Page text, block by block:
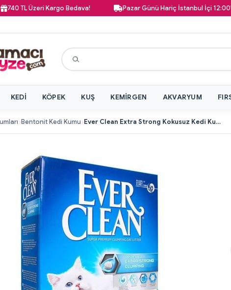
TL Üzeri Kargo Bedava! Pazar Günü Hariç İstanbul İçi 12:00'a
KEDI KÖPEK KUŞ KEMIRGEN AKVARYUM
Bentonit Kedi Kumu Ever Clean Extra Strong Kokusuz Kedi Kumu 10 Lt